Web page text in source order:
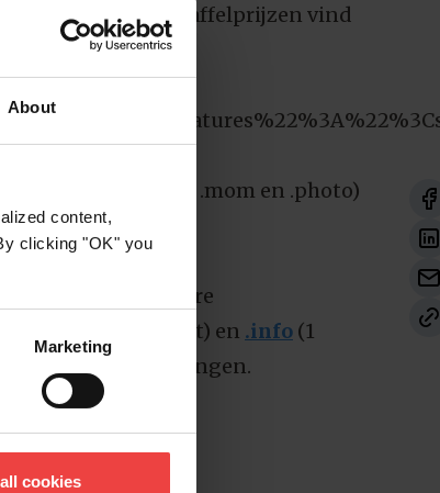
About
content,
clicking "OK" you
Marketing
cookies
De nieuwe staffelprijzen vind
panel.
(.game, .gift, .lol, .mom en .photo)
een aantal andere
(6 maart) en .info (1
prijswijzigingen.